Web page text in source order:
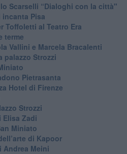
Scarselli “Dialoghi con la città"
Pisa
Toffoletti al Teatro Era
terme
Vallini e Marcela Bracalenti
palazzo Strozzi
Pietrasanta
Hotel di Firenze
Strozzi
Elisa Zadi
Miniato
di Kapoor
Andrea Meini